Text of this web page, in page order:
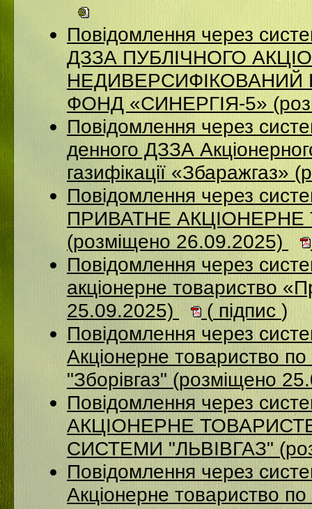
Повідомлення через
ДЗЗА ПУБЛІЧНОГО
НЕДИВЕРСИФІКОВАНИЙ
ФОНД «СИНЕРГІЯ-5»
Повідомлення через
денного ДЗЗА
газифікації
Повідомлення через
ПРИВАТНЕ
(розміщено 26.09.2025)
Повідомлення через
акціонерне товариство
25.09.2025)
( підпис )
Повідомлення через
Акціонерне товариство по
"Зборівгаз" (розміщено
Повідомлення через
АКЦІОНЕРНЕ
СИСТЕМИ "ЛЬВІВГАЗ"
Повідомлення через
Акцiонерне товариство по